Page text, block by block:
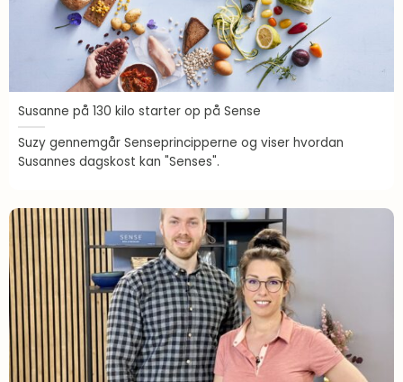
Susanne på 130 kilo starter op på Sense
Suzy gennemgår Senseprincipperne og viser hvordan
Susannes dagskost kan "Senses".